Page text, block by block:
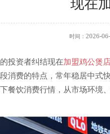
现在
时间： 2026-
投资者纠结现在加盟鸡公煲
消费的特点，常年稳居中式
餐饮消费行情，从市场环境